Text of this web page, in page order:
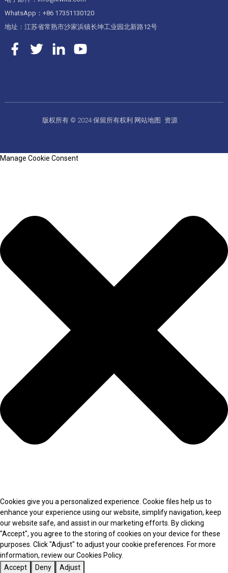
WhatsApp：+86 17351130120
地址：江苏省常熟市沙家浜镇长坤工业园北新路12号
版权所有 © 2024 保留所有权利 网站地图 资源
Manage Cookie Consent
Cookies give you a personalized experience. Cookie files help us to
enhance your experience using our website, simplify navigation, keep
our website safe, and assist in our marketing efforts. By clicking
"Accept", you agree to the storing of cookies on your device for these
purposes. Click "Adjust" to adjust your cookie preferences. For more
information, review our Cookies Policy.
Accept
Deny Adjust